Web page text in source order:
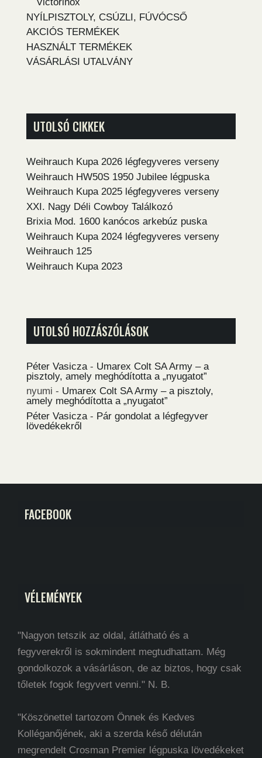
NYÍLPISZTOLY, CSÚZLI, FÚVÓCSŐ
AKCIÓS TERMÉKEK
HASZNÁLT TERMÉKEK
VÁSÁRLÁSI UTALVÁNY
UTOLSÓ CIKKEK
Weihrauch Kupa 2026 légfegyveres verseny
Weihrauch HW50S 1950 Jubilee légpuska
Weihrauch Kupa 2025 légfegyveres verseny
XXI. Nagy Déli Cowboy Találkozó
Brixia Mod. 1600 kanócos arkebúz puska
Weihrauch Kupa 2024 légfegyveres verseny
Weihrauch 125
Weihrauch Kupa 2023
UTOLSÓ HOZZÁSZÓLÁSOK
Péter Vasicza - Umarex Colt SA Army – a
pisztoly, amely meghódította a „nyugatot”
nyumi - Umarex Colt SA Army – a pisztoly,
amely meghódította a „nyugatot”
Péter Vasicza - Pár gondolat a légfegyver
lövedékekről
FACEBOOK
VÉLEMÉNYEK
"Nagyon tetszik az oldal, átlátható és a
fegyverekről is sokmindent megtudhattam. Még
gondolkozok a vásárláson, de az biztos, hogy csak
tőletek fogok fegyvert venni." N. B.
"Köszönettel tartozom Önnek és Kedves
Kolléganőjének, aki a szerda késő délután
megrendelt Crosman Premier légpuska lövedékeket